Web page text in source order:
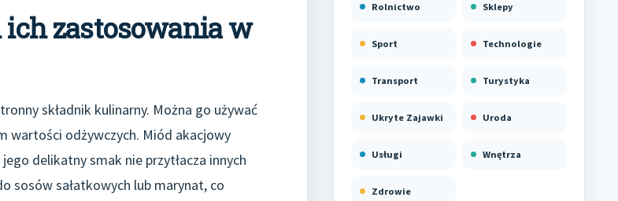
zastosowania w
składnik kulinarny. Można go używać
wartości odżywczych. Miód akacjowy
delikatny smak nie przytłacza innych
sosów sałatkowych lub marynat, co
Rolnictwo Sklepy
Sport Technologie
Transport Turystyka
Ukryte Zajawki Uroda
Usługi Wnętrza
Zdrowie